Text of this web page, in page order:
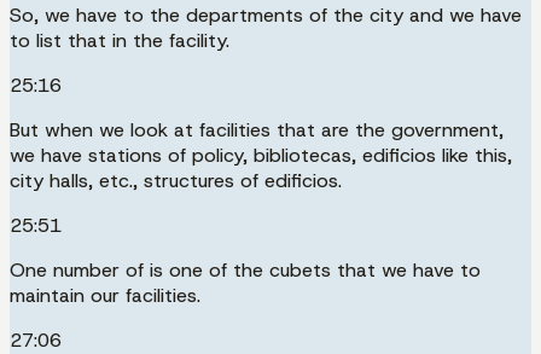
So, we have to the departments of the city and we have
to list that in the facility.
25:16
But when we look at facilities that are the government,
we have stations of policy, bibliotecas, edificios like this,
city halls, etc., structures of edificios.
25:51
One number of is one of the cubets that we have to
maintain our facilities.
27:06